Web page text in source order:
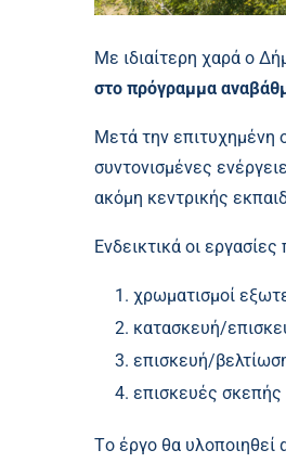
Με ιδιαίτερη χαρά ο
στο πρόγραμμα
Μετά την επιτυχημένη
συντονισμένες
ακόμη κεντρικής
Ενδεικτικά οι
χρωματισμοί
κατασκευή/
επισκευή/
επισκευές σκεπής
Τo έργο θα υλοποιηθεί